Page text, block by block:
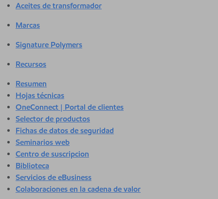
Aceites de transformador
Marcas
Signature Polymers
Recursos
Resumen
Hojas técnicas
OneConnect | Portal de clientes
Selector de productos
Fichas de datos de seguridad
Seminarios web
Centro de suscripcion
Biblioteca
Servicios de eBusiness
Colaboraciones en la cadena de valor